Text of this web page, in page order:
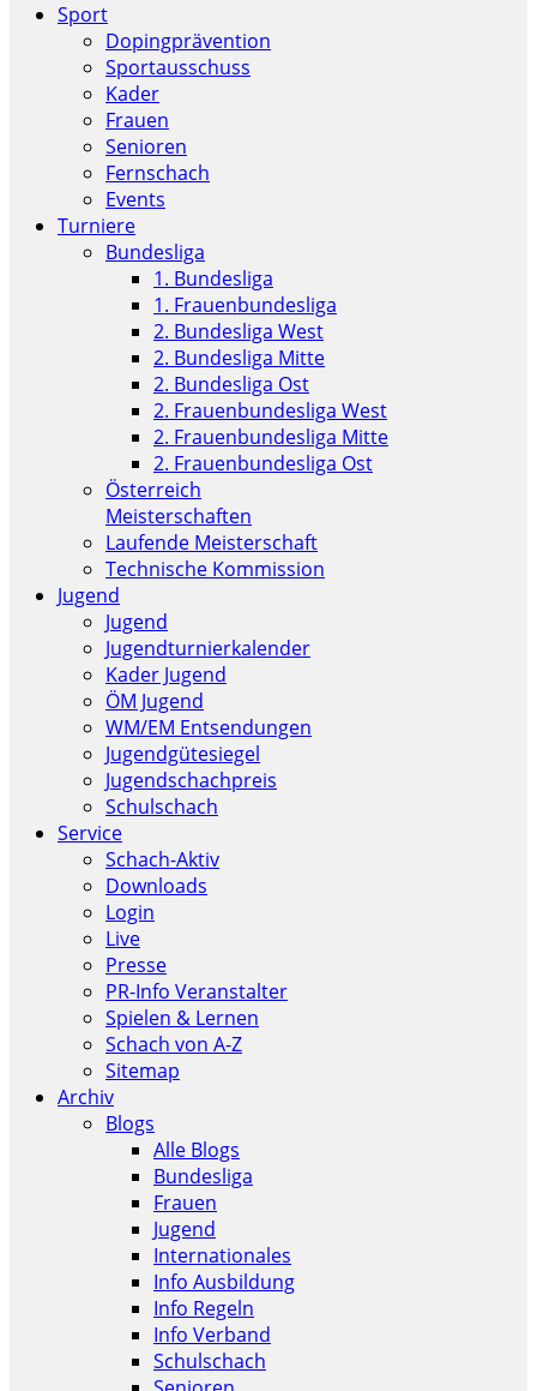
Sport
Dopingprävention
Sportausschuss
Kader
Frauen
Senioren
Fernschach
Events
Turniere
Bundesliga
1. Bundesliga
1. Frauenbundesliga
2. Bundesliga West
2. Bundesliga Mitte
2. Bundesliga Ost
2. Frauenbundesliga West
2. Frauenbundesliga Mitte
2. Frauenbundesliga Ost
Österreich
Meisterschaften
Laufende Meisterschaft
Technische Kommission
Jugend
Jugend
Jugendturnierkalender
Kader Jugend
ÖM Jugend
WM/EM Entsendungen
Jugendgütesiegel
Jugendschachpreis
Schulschach
Service
Schach-Aktiv
Downloads
Login
Live
Presse
PR-Info Veranstalter
Spielen & Lernen
Schach von A-Z
Sitemap
Archiv
Blogs
Alle Blogs
Bundesliga
Frauen
Jugend
Internationales
Info Ausbildung
Info Regeln
Info Verband
Schulschach